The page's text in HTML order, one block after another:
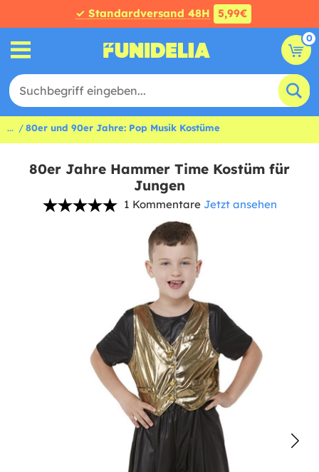
✓ Standardversand 48H 5,99€
0
... 80er und 90er Jahre: Pop Musik Kostüme
80er Jahre Hammer Time Kostüm für
Jungen
1 Kommentare Jetzt ansehen